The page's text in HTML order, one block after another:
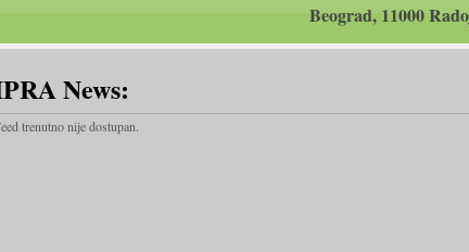
Beograd, 11000
News:
trenutno nije dostupan.